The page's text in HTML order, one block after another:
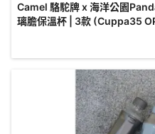
Camel 駱駝牌 x 海洋公園
璃膽保溫杯 | 3款 (Cuppa35